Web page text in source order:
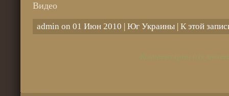
Видео
admin on 01 Июн 2010 | Юг Украины| К этой